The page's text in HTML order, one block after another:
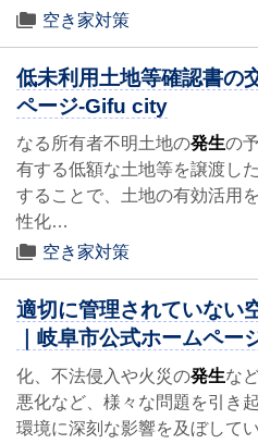
空き家対策
低未利用土地等確認書の
ページ-Gifu city
なる所有者不明土地の発生の
有する低額な土地等を譲渡し
することで、土地の有効活用
性化…
空き家対策
適切に管理されていない
｜岐阜市公式ホームペ
化、不法侵入や火災の発生な
悪化など、様々な問題を引き
環境に深刻な影響を及ぼして